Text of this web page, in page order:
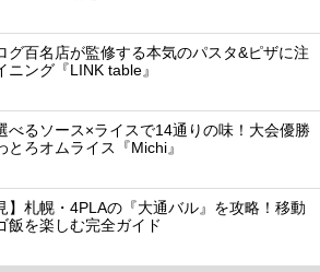
グ百名店が監修する本気のパスタ&ピザに注
ニング『LINK table』
べるソース×ライスで14通りの味！大会優勝
とろオムライス『Michi』
】札幌・4PLAの『大通バル』を攻略！移動
飯を楽しむ完全ガイド